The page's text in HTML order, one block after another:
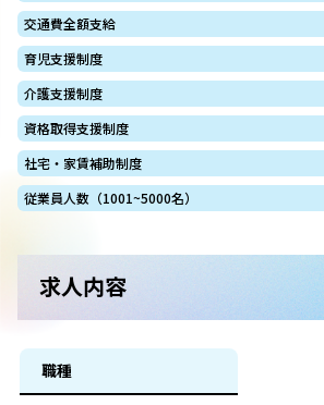
交通費全額支給
育児支援制度
介護支援制度
資格取得支援制度
社宅・家賃補助制度
従業員人数（1001~5000名）
求人内容
職種